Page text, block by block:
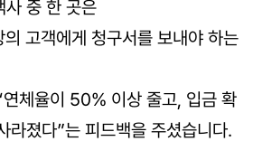
사 중 한 곳은
고객에게 청구서를 보내야 하는
연체율이 50% 이상 줄고, 입금 확
라졌다”는 피드백을 주셨습니다.